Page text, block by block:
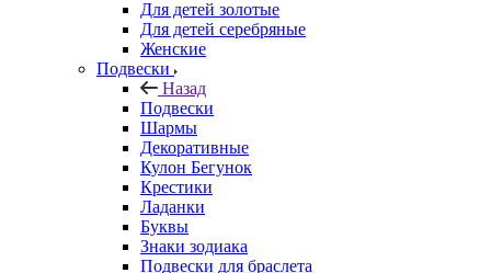
Для детей золотые
Для детей серебряные
Женские
Подвески
Назад
Подвески
Шармы
Декоративные
Кулон Бегунок
Крестики
Ладанки
Буквы
Знаки зодиака
Подвески для браслета